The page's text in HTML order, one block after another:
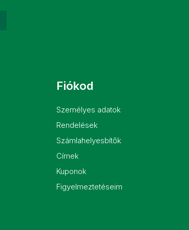
Fiókod
Személyes adatok
Rendelések
Számlahelyesbítők
Címek
Kuponok
Figyelmeztetéseim